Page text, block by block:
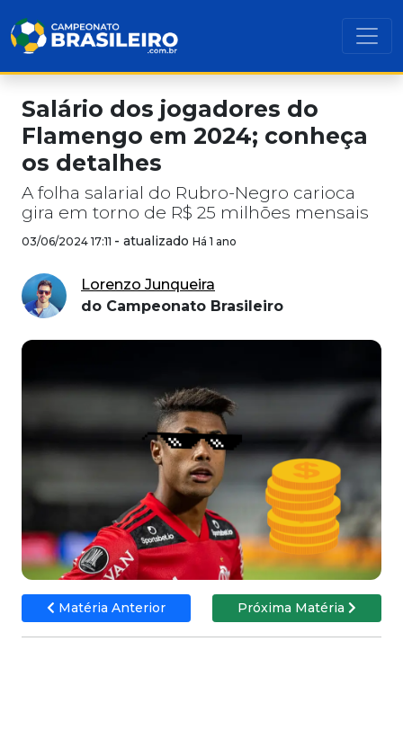
Salário dos jogadores do
Flamengo em 2024; conheça
os detalhes
A folha salarial do Rubro-Negro carioca
gira em torno de R$ 25 milhões mensais
03/06/2024 17:11 - atualizado Há 1 ano
Lorenzo Junqueira
do Campeonato Brasileiro
Matéria Anterior Próxima Matéria